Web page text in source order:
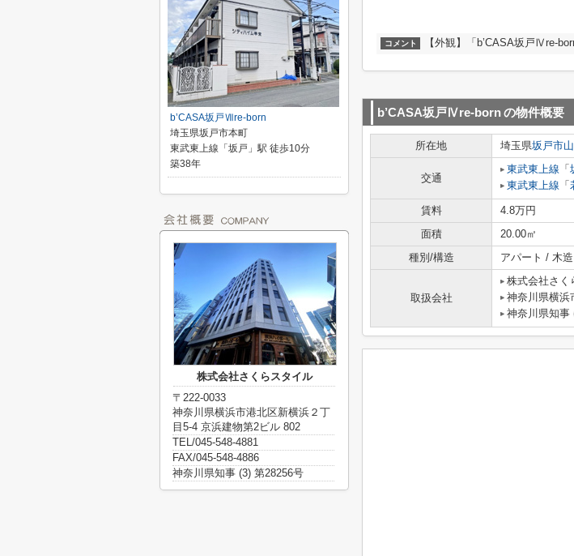
コメント 【外観】「b’CASA坂戸Ⅳre-
b’CASA坂戸Ⅳre-bornの物件概要
所在地 埼玉県坂戸市
交通
東武東上線 「
東武東上線 「
賃料 4.8万円
面積
20.00㎡
種別/構造
アパート / 木造
取扱会社
株式会社さく
神奈川県横浜
神奈川県知事
b’CASA坂戸Ⅶre-born
埼玉県坂戸市本町
東武東上線「坂戸」駅 徒歩10分
築38年
株式会社さくらスタイル
〒222-0033
神奈川県横浜市港北区新横浜２丁
目5-4 京浜建物第2ビル 802
TEL/045-548-4881
FAX/045-548-4886
神奈川県知事 (3) 第28256号